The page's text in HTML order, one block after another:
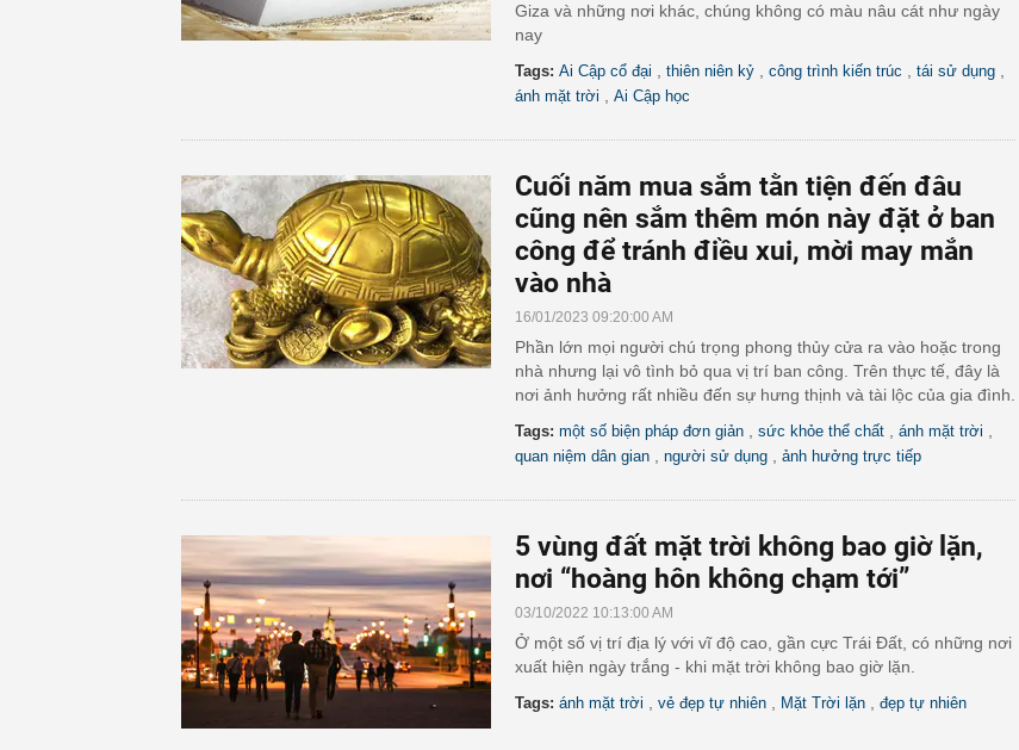
Giza và những nơi khác, chúng không có màu nâu cát như ngày
nay
Tags: Ai Cập cổ đại thiên niên kỷ công trình kiến trúc tái sử dụng
ánh mặt trời Ai Cập học
Cuối năm mua sắm tằn tiện đến đâu
cũng nên sắm thêm món này đặt ở ban
công để tránh điều xui, mời may mắn
vào nhà
16/01/2023 09:20:00 AM
Phần lớn mọi người chú trọng phong thủy cửa ra vào hoặc trong
nhà nhưng lại vô tình bỏ qua vị trí ban công. Trên thực tế, đây là
nơi ảnh hưởng rất nhiều đến sự hưng thịnh và tài lộc của gia đình.
Tags: một số biện pháp đơn giản sức khỏe thể chất ánh mặt trời
quan niệm dân gian người sử dụng ảnh hưởng trực tiếp
5 vùng đất mặt trời không bao giờ lặn,
nơi “hoàng hôn không chạm tới”
03/10/2022 10:13:00 AM
Ở một số vị trí địa lý với vĩ độ cao, gần cực Trái Đất, có những nơi
xuất hiện ngày trắng - khi mặt trời không bao giờ lặn.
Tags: ánh mặt trời vẻ đẹp tự nhiên Mặt Trời lặn đẹp tự nhiên